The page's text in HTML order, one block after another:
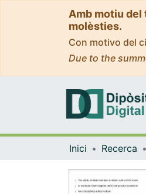
Amb motiu del
molèsties.
Con motivo del
Due to the
Inici Recerca